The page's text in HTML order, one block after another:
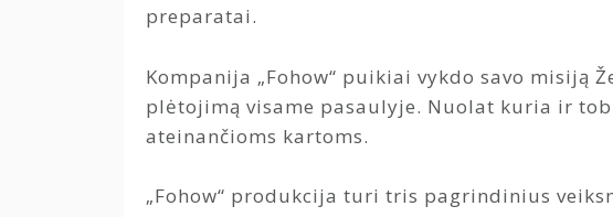
preparatai.
Kompanija „Fohow“ puikiai vykdo savo misiją
plėtojimą visame pasaulyje. Nuolat kuria ir
ateinančioms kartoms.
„Fohow“ produkcija turi tris pagrindinius